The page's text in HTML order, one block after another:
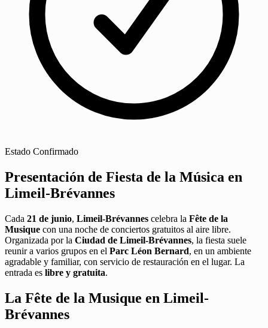
Estado Confirmado
Presentación de Fiesta de la Música en
Limeil-Brévannes
Cada 21 de junio, Limeil-Brévannes celebra la Fête de la
Musique con una noche de conciertos gratuitos al aire libre.
Organizada por la Ciudad de Limeil-Brévannes, la fiesta suele
reunir a varios grupos en el Parc Léon Bernard, en un ambiente
agradable y familiar, con servicio de restauración en el lugar. La
entrada es libre y gratuita.
La Fête de la Musique en Limeil-
Brévannes